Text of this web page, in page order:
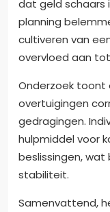
dat geld schaars
planning
cultiveren van
overvloed aan
Onderzoek toont
overtuigingen
gedragingen.
hulpmiddel voor
beslissingen,
stabiliteit.
Samenvattend,